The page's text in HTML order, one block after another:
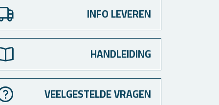
INFO LEVEREN
HANDLEIDING
VEELGESTELDE VRAGEN